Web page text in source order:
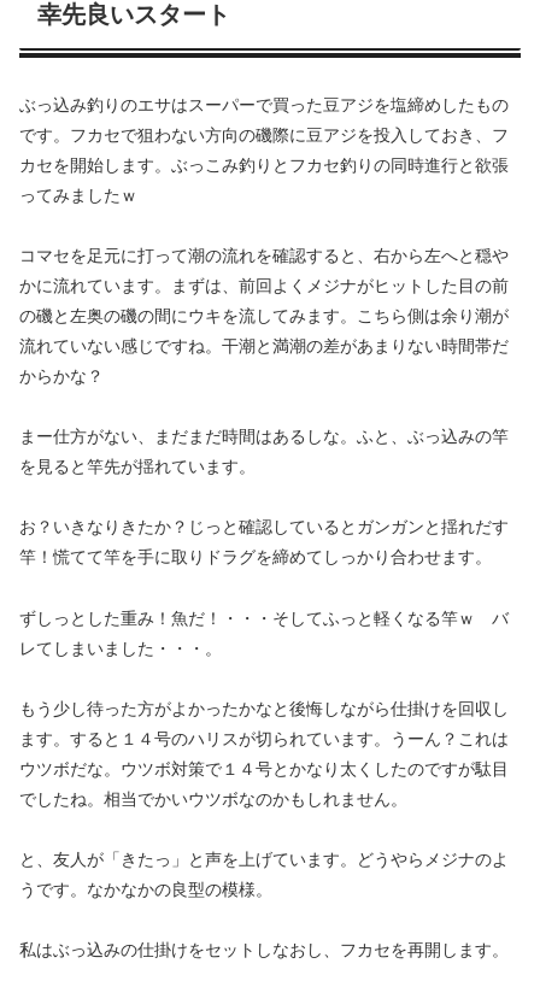
幸先良いスタート
ぶっ込み釣りのエサはスーパーで買った豆アジを塩締めしたもの
です。フカセで狙わない方向の磯際に豆アジを投入しておき、フ
カセを開始します。ぶっこみ釣りとフカセ釣りの同時進行と欲張
ってみましたｗ
コマセを足元に打って潮の流れを確認すると、右から左へと穏や
かに流れています。まずは、前回よくメジナがヒットした目の前
の磯と左奥の磯の間にウキを流してみます。こちら側は余り潮が
流れていない感じですね。干潮と満潮の差があまりない時間帯だ
からかな？
まー仕方がない、まだまだ時間はあるしな。ふと、ぶっ込みの竿
を見ると竿先が揺れています。
お？いきなりきたか？じっと確認しているとガンガンと揺れだす
竿！慌てて竿を手に取りドラグを締めてしっかり合わせます。
ずしっとした重み！魚だ！・・・そしてふっと軽くなる竿ｗ バ
レてしまいました・・・。
もう少し待った方がよかったかなと後悔しながら仕掛けを回収し
ます。すると１４号のハリスが切られています。うーん？これは
ウツボだな。ウツボ対策で１４号とかなり太くしたのですが駄目
でしたね。相当でかいウツボなのかもしれません。
と、友人が「きたっ」と声を上げています。どうやらメジナのよ
うです。なかなかの良型の模様。
私はぶっ込みの仕掛けをセットしなおし、フカセを再開します。